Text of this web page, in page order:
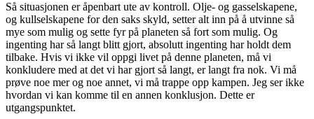
Så situasjonen er åpenbart ute av kontroll. Olje- og gasselskapene,
og kullselskapene for den saks skyld, setter alt inn på å utvinne så
mye som mulig og sette fyr på planeten så fort som mulig. Og
ingenting har så langt blitt gjort, absolutt ingenting har holdt dem
tilbake. Hvis vi ikke vil oppgi livet på denne planeten, må vi
konkludere med at det vi har gjort så langt, er langt fra nok. Vi må
prøve noe mer og noe annet, vi må trappe opp kampen. Jeg ser ikke
hvordan vi kan komme til en annen konklusjon. Dette er
utgangspunktet.